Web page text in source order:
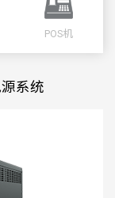
POS机
系统